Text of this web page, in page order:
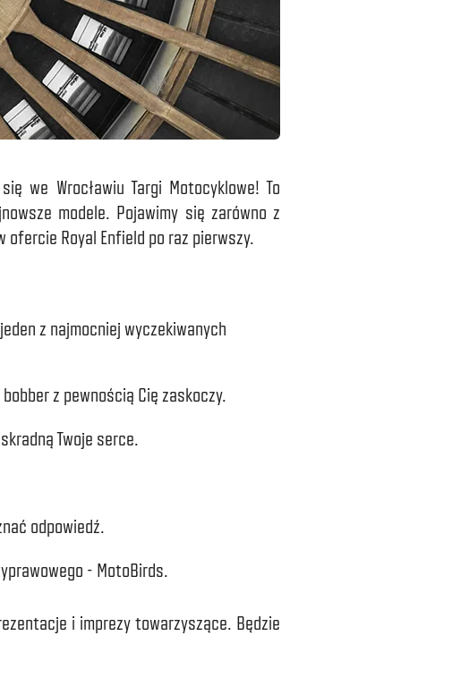
we Wrocławiu Targi Motocyklowe! To
modele. Pojawimy się zarówno z
Royal Enfield po raz pierwszy.
z najmocniej wyczekiwanych
z pewnością Cię zaskoczy.
Twoje serce.
odpowiedź.
- MotoBirds.
i imprezy towarzyszące. Będzie